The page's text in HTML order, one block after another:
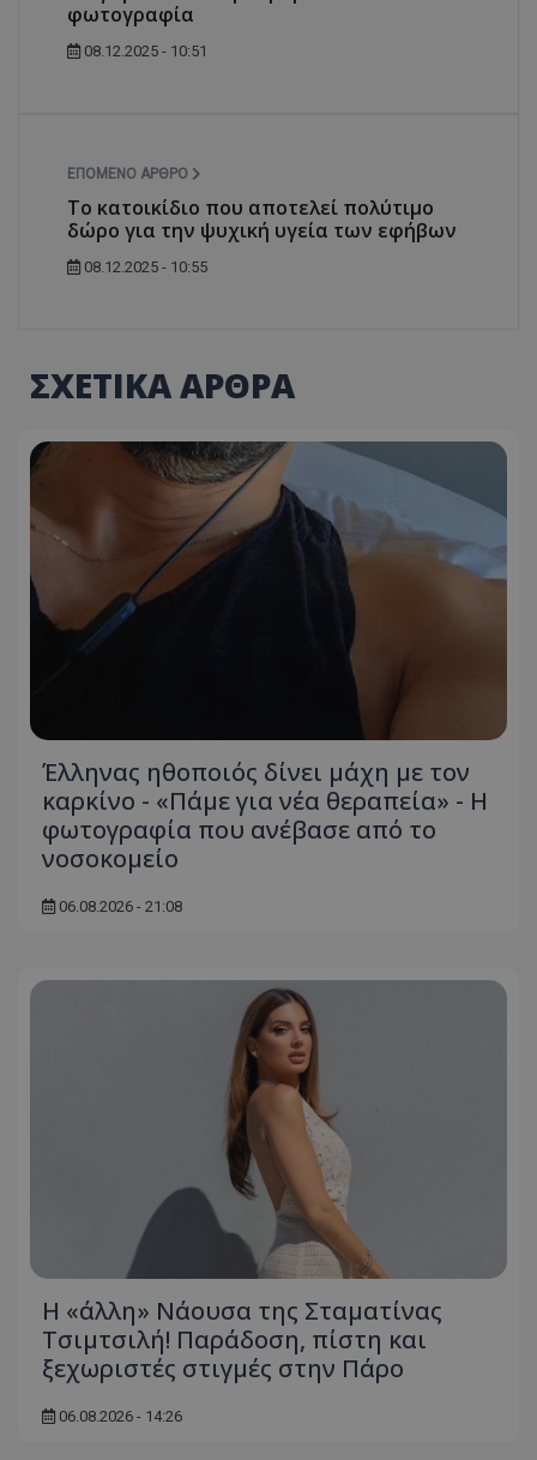
φωτογραφία
08.12.2025 - 10:51
ΕΠΌΜΕΝΟ ΆΡΘΡΟ
Το κατοικίδιο που αποτελεί πολύτιμο
δώρο για την ψυχική υγεία των εφήβων
08.12.2025 - 10:55
ΣΧΕΤΙΚΑ ΑΡΘΡΑ
Έλληνας ηθοποιός δίνει μάχη με τον
καρκίνο - «Πάμε για νέα θεραπεία» - Η
φωτογραφία που ανέβασε από το
νοσοκομείο
06.08.2026 - 21:08
Η «άλλη» Νάουσα της Σταματίνας
Τσιμτσιλή! Παράδοση, πίστη και
ξεχωριστές στιγμές στην Πάρο
06.08.2026 - 14:26